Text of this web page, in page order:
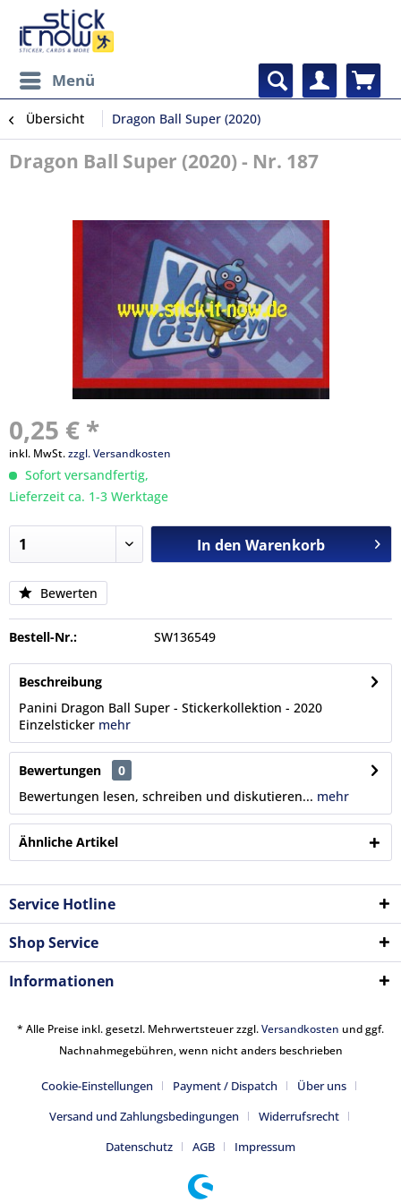
Menü
Übersicht Dragon Ball Super (2020)
Dragon Ball Super (2020) - Nr. 187
0,25 € *
inkl. MwSt.zzgl. Versandkosten
Sofort versandfertig,
Lieferzeit ca. 1-3 Werktage
In den Warenkorb
Bewerten
Bestell-Nr.: SW136549
Beschreibung
Panini Dragon Ball Super - Stickerkollektion - 2020
Einzelsticker mehr
Bewertungen
0
Bewertungen lesen, schreiben und diskutieren... mehr
Ähnliche Artikel
Service Hotline
Shop Service
Informationen
* Alle Preise inkl. gesetzl. Mehrwertsteuer zzgl.Versandkosten und ggf.
Nachnahmegebühren, wenn nicht anders beschrieben
Cookie-Einstellungen Payment / Dispatch
Über uns
Versand und Zahlungsbedingungen
Widerrufsrecht
Datenschutz
AGB Impressum